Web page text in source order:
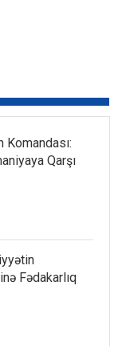
Komandası:
Qarşı
Fədakarlıq